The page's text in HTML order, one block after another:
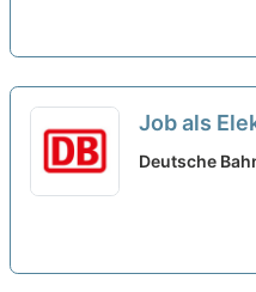
Job als
mit
Deutsche